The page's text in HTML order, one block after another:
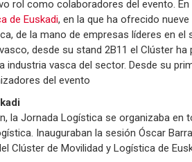
rol como colaboradores del evento.
de Euskadi, en la que ha ofrecido
de la mano de empresas líderes en
desde su stand 2B11 el Clúster
industria vasca del sector. Desde su
del evento
la Jornada Logística se organizaba
Inauguraban la sesión Óscar
Clúster de Movilidad y Logística de